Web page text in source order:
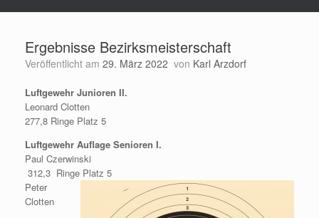
Ergebnisse Bezirksmeisterschaft
Veröffentlicht am 29. März 2022 von Karl Arzdorf
Luftgewehr Junioren II.
Leonard Clotten
277,8 Ringe Platz 5
Luftgewehr Auflage Senioren I.
Paul Czerwinski
312,3 Ringe Platz 5
Peter
Clotten